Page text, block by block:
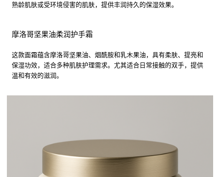
熟龄肌肤或受环境侵害的肌肤，提供丰润持久的保湿效果。
摩洛哥坚果油柔润护手霜
这款面霜蕴含摩洛哥坚果油、烟酰胺和乳木果油，具有柔肤、提亮和
保湿功效，适合多种肌肤护理需求。尤其适合日常接触的双手，提供
温和有效的滋润。